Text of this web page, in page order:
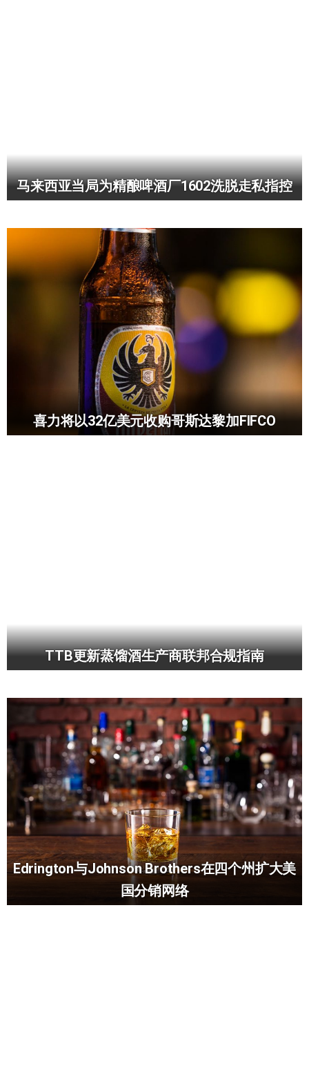
马来西亚当局为精酿啤酒厂1602洗脱走私指控
喜力将以32亿美元收购哥斯达黎加FIFCO
TTB更新蒸馏酒生产商联邦合规指南
Edrington与Johnson Brothers在四个州扩大美
国分销网络